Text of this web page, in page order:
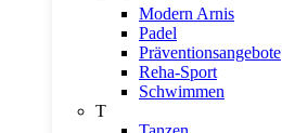
Modern Arnis
Padel
Präventionsangebote
Reha-Sport
Schwimmen
T